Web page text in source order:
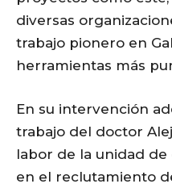
diversas
trabajo pionero en
herramientas más
En su intervención
trabajo del doctor
labor de la unidad
en el reclutamiento